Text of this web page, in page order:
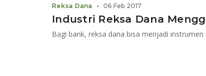
Industri Reksa Dana
Reksa Dana • 06 Feb 2017